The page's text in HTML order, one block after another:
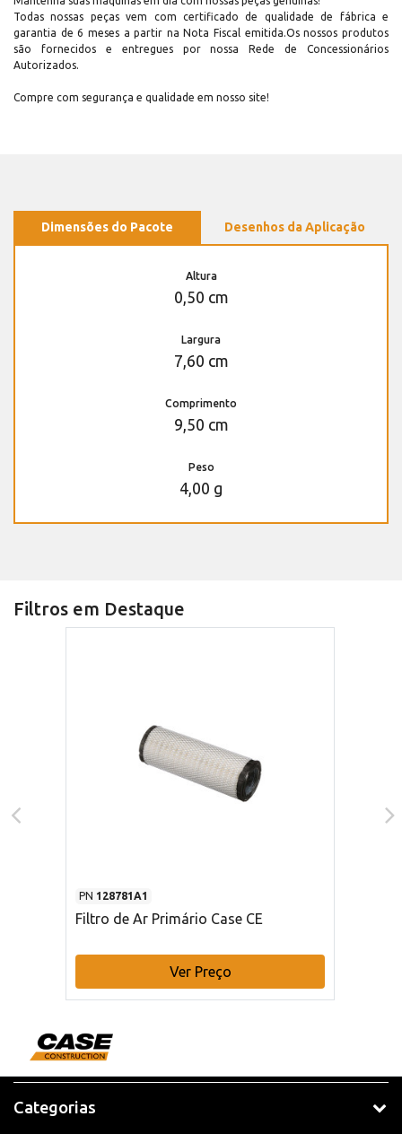
Todas nossas peças vem com certificado de qualidade de fábrica e
garantia de 6 meses a partir na Nota Fiscal emitida.Os nossos produtos
são fornecidos e entregues por nossa Rede de Concessionários
Autorizados.
Compre com segurança e qualidade em nosso site!
Dimensões do Pacote Desenhos da Aplicação
Altura
0,50 cm
Largura
7,60 cm
Comprimento
9,50 cm
Peso
4,00 g
Filtros em Destaque
PN 128781A1
Filtro de Ar Primário Case CE
Ver Preço
Categorias